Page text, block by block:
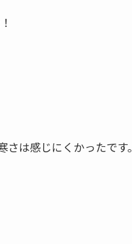
は感じにくかったです。